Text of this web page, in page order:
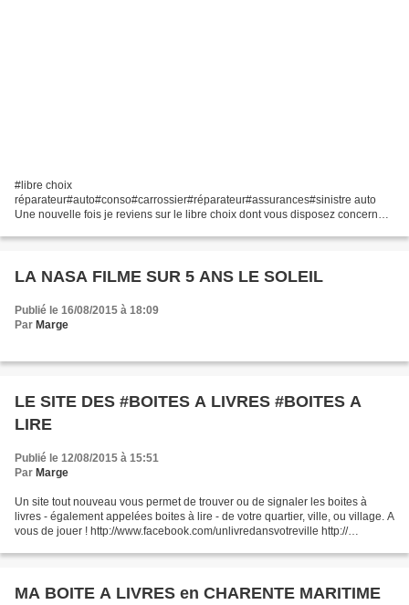
#libre choix
réparateur#auto#conso#carrossier#réparateur#assurances#sinistre auto
Une nouvelle fois je reviens sur le libre choix dont vous disposez concernant
pourquoi se...
LA NASA FILME SUR 5 ANS LE SOLEIL
Publié le 16/08/2015 à 18:09
Par Marge
LE SITE DES #BOITES A LIVRES #BOITES A
LIRE
Publié le 12/08/2015 à 15:51
Par Marge
Un site tout nouveau vous permet de trouver ou de signaler les boites à
livres - également appelées boites à lire - de votre quartier, ville, ou village. A
vous de jouer ! http://www.facebook.com/unlivredansvotreville http://
MA BOITE A LIVRES en CHARENTE MARITIME